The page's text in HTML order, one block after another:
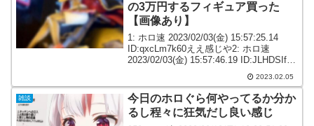
の3万円するフィギュア買った
【画像あり】
1: ホロ速 2023/02/03(金) 15:57:25.14
ID:qxcLm7k60ええ感じや2: ホロ速
2023/02/03(金) 15:57:46.19 ID:JLHDSIf40
みせて3: ホロ速 2023/02/03(金) 1...2023.02.05
雑談
今日のホロぐら何やってるか分か
るし程々に狂気だし良い感じ